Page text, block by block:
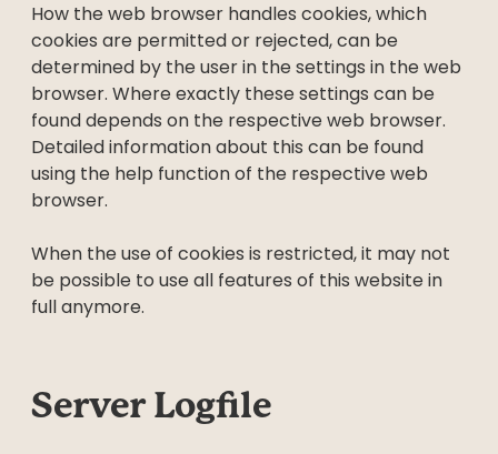
How the web browser handles cookies, which
cookies are permitted or rejected, can be
determined by the user in the settings in the web
browser. Where exactly these settings can be
found depends on the respective web browser.
Detailed information about this can be found
using the help function of the respective web
browser.
When the use of cookies is restricted, it may not
be possible to use all features of this website in
full anymore.
Server Logfile